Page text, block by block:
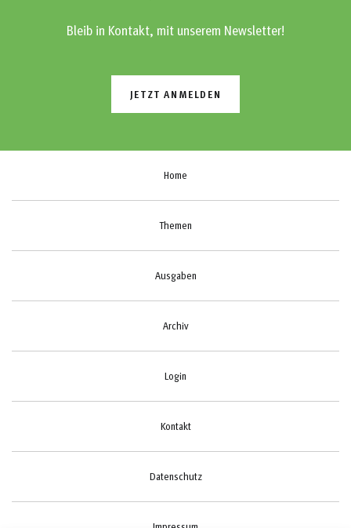
Bleib in Kontakt, mit unserem Newsletter!
JETZT ANMELDEN
Home
Themen
Ausgaben
Archiv
Login
Kontakt
Datenschutz